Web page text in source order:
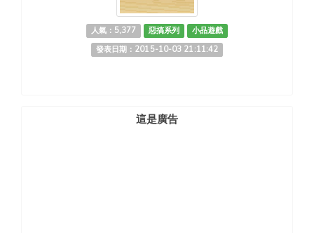
人氣：5,377 惡搞系列
小品遊戲
發表日期：2015-10-03 21:11:42
這是廣告